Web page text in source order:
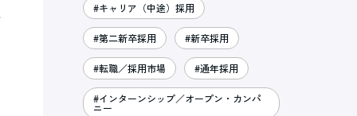
#キャリア（中途）採用
#第二新卒採用 #新卒採用
#転職／採用市場 #通年採用
#インターンシップ／オープン・カンパ
ニー